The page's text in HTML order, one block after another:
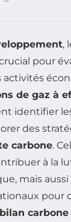
,
pour
de gaz à
identifier
des
carbone.
à la
mais aussi
pour
bilan carbone